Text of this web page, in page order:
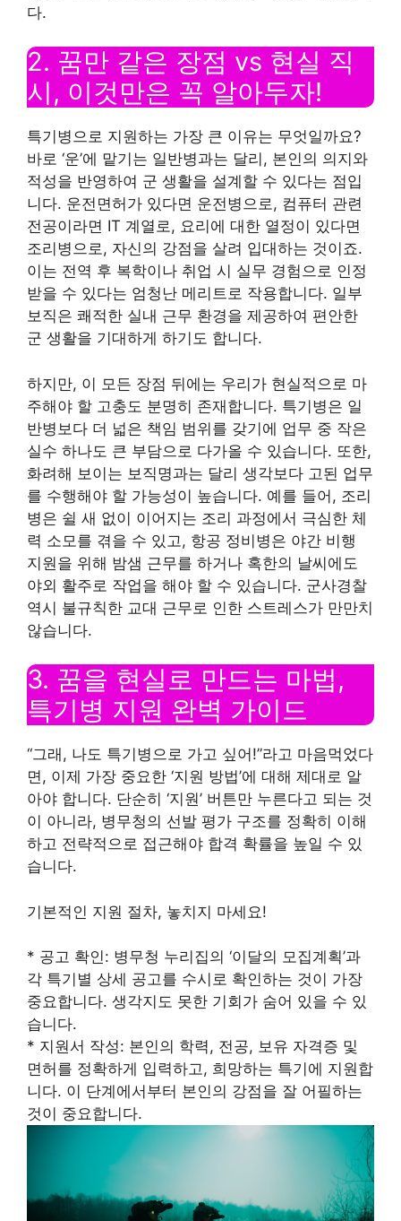
다.
2. 꿈만 같은 장점 vs 현실 직
시, 이것만은 꼭 알아두자!
특기병으로 지원하는 가장 큰 이유는 무엇일까요?
바로 ‘운’에 맡기는 일반병과는 달리, 본인의 의지와
적성을 반영하여 군 생활을 설계할 수 있다는 점입
니다. 운전면허가 있다면 운전병으로, 컴퓨터 관련
전공이라면 IT 계열로, 요리에 대한 열정이 있다면
조리병으로, 자신의 강점을 살려 입대하는 것이죠.
이는 전역 후 복학이나 취업 시 실무 경험으로 인정
받을 수 있다는 엄청난 메리트로 작용합니다. 일부
보직은 쾌적한 실내 근무 환경을 제공하여 편안한
군 생활을 기대하게 하기도 합니다.
하지만, 이 모든 장점 뒤에는 우리가 현실적으로 마
주해야 할 고충도 분명히 존재합니다. 특기병은 일
반병보다 더 넓은 책임 범위를 갖기에 업무 중 작은
실수 하나도 큰 부담으로 다가올 수 있습니다. 또한,
화려해 보이는 보직명과는 달리 생각보다 고된 업무
를 수행해야 할 가능성이 높습니다. 예를 들어, 조리
병은 쉴 새 없이 이어지는 조리 과정에서 극심한 체
력 소모를 겪을 수 있고, 항공 정비병은 야간 비행
지원을 위해 밤샘 근무를 하거나 혹한의 날씨에도
야외 활주로 작업을 해야 할 수 있습니다. 군사경찰
역시 불규칙한 교대 근무로 인한 스트레스가 만만치
않습니다.
3. 꿈을 현실로 만드는 마법,
특기병 지원 완벽 가이드
“그래, 나도 특기병으로 가고 싶어!”라고 마음먹었다
면, 이제 가장 중요한 ‘지원 방법’에 대해 제대로 알
아야 합니다. 단순히 ‘지원’ 버튼만 누른다고 되는 것
이 아니라, 병무청의 선발 평가 구조를 정확히 이해
하고 전략적으로 접근해야 합격 확률을 높일 수 있
습니다.
기본적인 지원 절차, 놓치지 마세요!
* 공고 확인: 병무청 누리집의 ‘이달의 모집계획’과
각 특기별 상세 공고를 수시로 확인하는 것이 가장
중요합니다. 생각지도 못한 기회가 숨어 있을 수 있
습니다.
* 지원서 작성: 본인의 학력, 전공, 보유 자격증 및
면허를 정확하게 입력하고, 희망하는 특기에 지원합
니다. 이 단계에서부터 본인의 강점을 잘 어필하는
것이 중요합니다.